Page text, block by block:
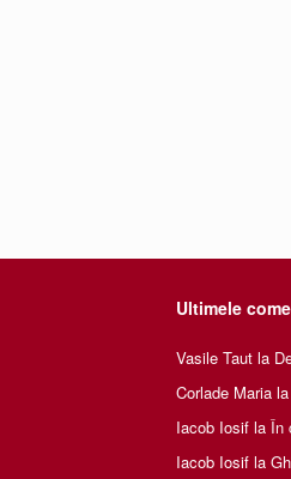
Ultimele
Vasile Taut la
Corlade Maria la
Iacob Iosif la În
Iacob Iosif la